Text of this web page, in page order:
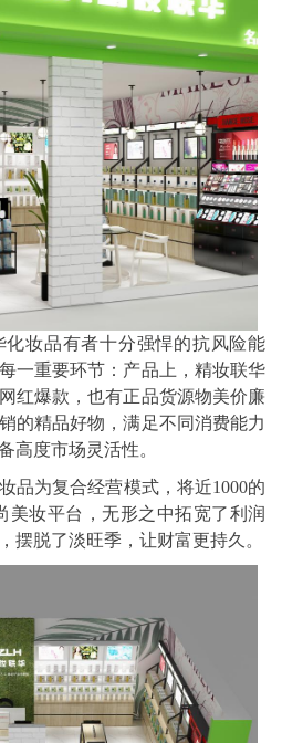
妆品有者十分强悍的抗风险能
一重要环节：产品上，精妆联华
红爆款，也有正品货源物美价廉
的精品好物，满足不同消费能力
高度市场灵活性。
为复合经营模式，将近1000的
美妆平台，无形之中拓宽了利润
摆脱了淡旺季，让财富更持久。